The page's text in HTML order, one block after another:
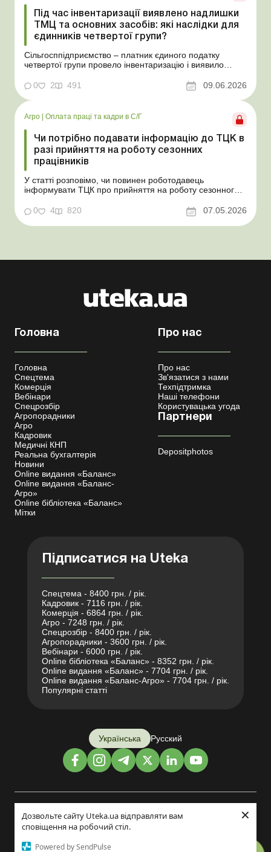
Дозвольте сайту Uteka.ua відправляти вам
сповіщення на робочий стіл.
Powered by SendPulse
×
Під час інвентаризації виявлено надлишки
ТМЦ та основних засобів: які наслідки для
єдинників четвертої групи?
Сільгосппідприємство – платник єдиного податку
четвертої групи провело інвентаризацію і виявило
товарів, продукції власного виробництва, а також
основних засобів (далі – ОЗ). Як вплинуть такі
надлишки при їх оприбуткуванні на частку сільгоспто...
0 2 491 09.06.2026
Агро Оплата праці та кадри в С/Г
Чи потрібно подавати інформацію до ТЦК в
разі прийняття на роботу сезонних
працівників
У статті розповімо, чи повинен роботодавець
інформувати ТЦК про прийняття на роботу сезонного
агропідприємств приймає працівників на сезонні
роботи. Через значні штрафні санкції за порушення
порядку ведення військового обліку в
0 4 820 07.05.2026
Головна
Головна
Спецтема
Комерція
Вебінари
Спецрозбір
Агропорадники
Агро
Кадровик
Медичні КНП
Реальна бухгалтерія
Новини
Online видання «Баланс»
Online видання «Баланс-
Агро»
Online бібліотека «Баланс»
Мітки
Про нас
Про нас
Зв'язатися з нами
Техпідтримка
Наші телефони
Користувацька угода
Партнери
Depositphotos
Підписатися на Uteka
Спецтема - 8400 грн. / рік.
Кадровик - 7116 грн. / рік.
Комерція - 6864 грн. / рік.
Агро - 7248 грн. / рік.
Спецрозбір - 8400 грн. / рік.
Агропорадники - 3600 грн. / рік.
Вебінари - 6000 грн. / рік.
Online бібліотека «Баланс» - 8352 грн. / рік.
Online видання «Баланс» - 7704 грн. / рік.
Online видання «Баланс-Агро» - 7704 грн. / рік.
Популярні статті
Українська Русский
Дизайн і розробка: